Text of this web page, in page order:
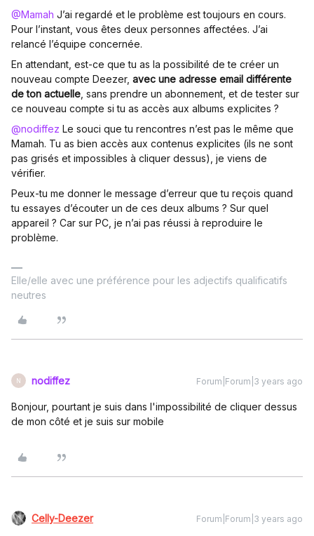
@Mamah J’ai regardé et le problème est toujours en cours.
Pour l’instant, vous êtes deux personnes affectées. J’ai
relancé l’équipe concernée.
En attendant, est-ce que tu as la possibilité de te créer un
nouveau compte Deezer, avec une adresse email différente
de ton actuelle , sans prendre un abonnement, et de tester sur
ce nouveau compte si tu as accès aux albums explicites ?
@nodiffez Le souci que tu rencontres n’est pas le même que
Mamah. Tu as bien accès aux contenus explicites (ils ne sont
pas grisés et impossibles à cliquer dessus), je viens de
vérifier.
Peux-tu me donner le message d’erreur que tu reçois quand
tu essayes d’écouter un de ces deux albums ? Sur quel
appareil ? Car sur PC, je n’ai pas réussi à reproduire le
problème.
Elle/elle avec une préférence pour les adjectifs qualificatifs
neutres
N nodiffez Forum|Forum|3 years ago
Bonjour, pourtant je suis dans l'impossibilité de cliquer dessus
de mon côté et je suis sur mobile
Celly-Deezer Forum|Forum|3 years ago